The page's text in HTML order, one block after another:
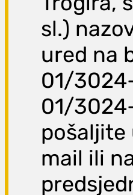
sl.)
ured na
01/
01/
pošaljite
mail ili